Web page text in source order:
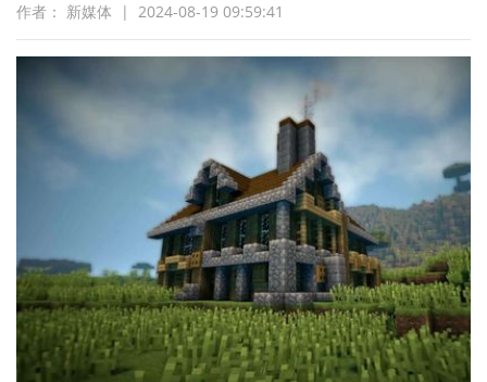
青岛地铁唯一、山东轨交项目第二个获此奖的施工项目
作者： 新媒体 | 2024-08-19 09:59:41